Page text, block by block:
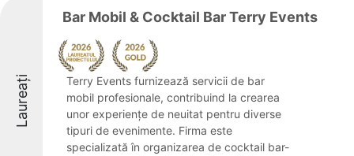
Laureați
Bar Mobil & Cocktail Bar Terry Events
Terry Events furnizează servicii de bar
mobil profesionale, contribuind la crearea
unor experiențe de neuitat pentru diverse
tipuri de evenimente. Firma este
specializată în organizarea de cocktail bar-